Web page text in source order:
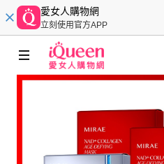
愛女人購物網
立刻使用官方APP